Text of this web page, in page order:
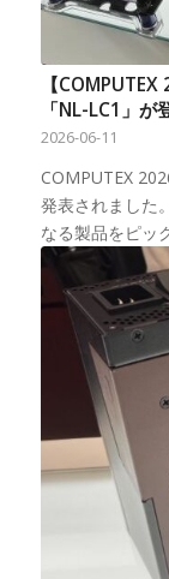
【
「NL-LC1」が
2026-06-11
COMPUTEX
発表されました
なる製品をピッ